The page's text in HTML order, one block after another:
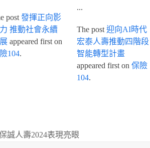
post 發揮正向影
推動社會永續
appeared first on
104.
...
The post 迎向AI時代
宏泰人壽推動四階段
智能轉型計畫
appeared first on 保險
104.
誠人壽2024表現亮眼